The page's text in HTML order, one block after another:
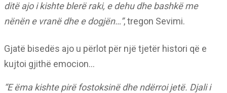
ditë ajo i kishte blerë raki, e dehu dhe bashkë me
nënën e vranë dhe e dogjën…”, tregon Sevimi.
Gjatë bisedës ajo u përlot për një tjetër histori që e
kujtoi gjithë emocion…
“E ëma kishte pirë fostoksinë dhe ndërroi jetë. Djali i